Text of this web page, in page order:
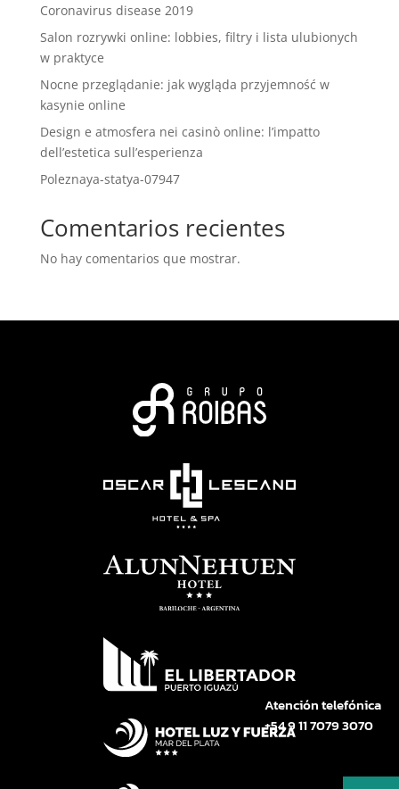
Coronavirus disease 2019
Salon rozrywki online: lobbies, filtry i lista ulubionych
w praktyce
Nocne przeglądanie: jak wygląda przyjemność w
kasynie online
Design e atmosfera nei casinò online: l’impatto
dell’estetica sull’esperienza
Poleznaya-statya-07947
Comentarios recientes
No hay comentarios que mostrar.
Atención telefónica
+54 9 11 7079 3070